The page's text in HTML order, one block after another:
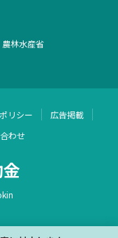
農林水産省
リシー
広告掲載
わせ